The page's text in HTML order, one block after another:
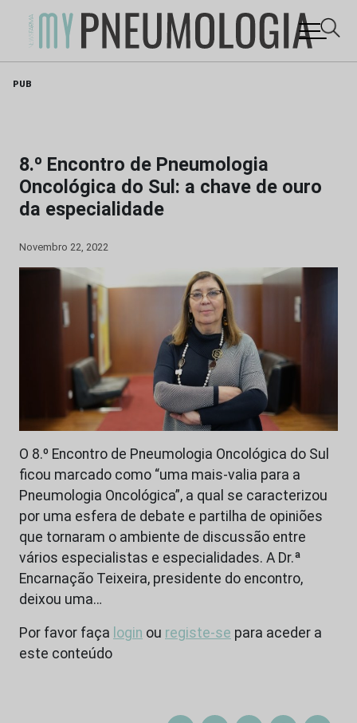
PUB
8.º Encontro de Pneumologia
Oncológica do Sul: a chave de ouro
da especialidade
Novembro 22, 2022
O 8.º Encontro de Pneumologia Oncológica do Sul
ficou marcado como “uma mais-valia para a
Pneumologia Oncológica”, a qual se caracterizou
por uma esfera de debate e partilha de opiniões
que tornaram o ambiente de discussão entre
vários especialistas e especialidades. A Dr.ª
Encarnação Teixeira, presidente do encontro,
deixou uma…
Por favor faça login ou registe-se para aceder a
este conteúdo